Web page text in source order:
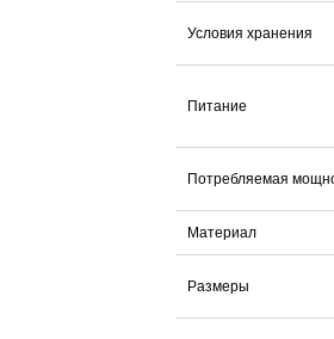
Условия хранения
Питание
Потребляемая
Материал
Размеры